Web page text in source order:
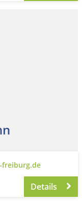
freiburg.de
Details